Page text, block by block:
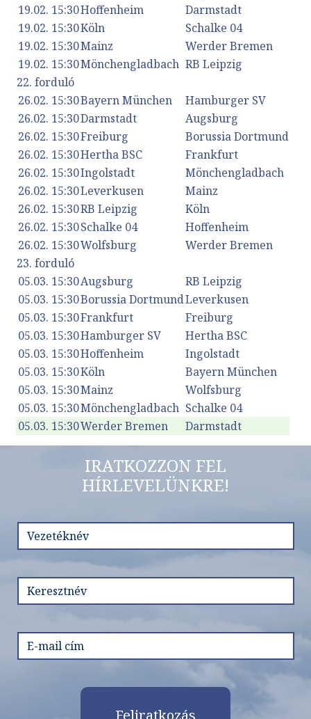
19.02. 15:30Hoffenheim
Darmstadt
19.02. 15:30Köln
Schalke 04
19.02. 15:30Mainz
Werder Bremen
19.02. 15:30Mönchengladbach RB Leipzig
22. forduló
26.02. 15:30Bayern München
Hamburger SV
26.02. 15:30Darmstadt
Augsburg
26.02. 15:30Freiburg
Borussia Dortmund
26.02. 15:30Hertha BSC
Frankfurt
26.02. 15:30Ingolstadt
Mönchengladbach
26.02. 15:30Leverkusen
Mainz
26.02. 15:30RB Leipzig
Köln
26.02. 15:30Schalke 04
Hoffenheim
26.02. 15:30Wolfsburg
Werder Bremen
23. forduló
05.03. 15:30Augsburg
RB Leipzig
05.03. 15:30Borussia DortmundLeverkusen
05.03. 15:30Frankfurt
Freiburg
05.03. 15:30Hamburger SV
Hertha BSC
05.03. 15:30Hoffenheim
Ingolstadt
05.03. 15:30Köln
Bayern München
05.03. 15:30Mainz
Wolfsburg
05.03. 15:30Mönchengladbach Schalke 04
05.03. 15:30Werder Bremen Darmstadt
IRATKOZZON FEL
HÍRLEVELÜNKRE!
Feliratkozás